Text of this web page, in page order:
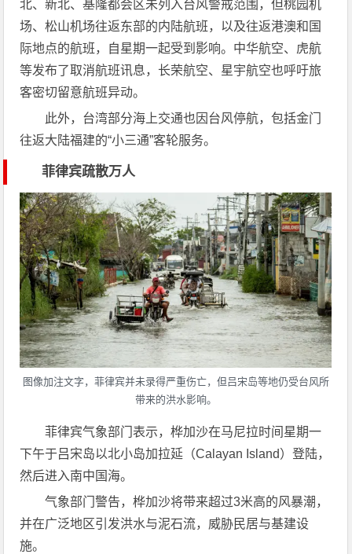
北、新北、基隆都会区未列入台风警戒范围，但桃园机
场、松山机场往返东部的内陆航班，以及往返港澳和国
际地点的航班，自星期一起受到影响。中华航空、虎航
等发布了取消航班讯息，长荣航空、星宇航空也呼吁旅
客密切留意航班异动。
此外，台湾部分海上交通也因台风停航，包括金门
往返大陆福建的“小三通”客轮服务。
菲律宾疏散万人
图像加注文字，菲律宾并未录得严重伤亡，但吕宋岛等地仍受台风所
带来的洪水影响。
菲律宾气象部门表示，桦加沙在马尼拉时间星期一
下午于吕宋岛以北小岛加拉延（Calayan Island）登陆，
然后进入南中国海。
气象部门警告，桦加沙将带来超过3米高的风暴潮，
并在广泛地区引发洪水与泥石流，威胁民居与基建设
施。